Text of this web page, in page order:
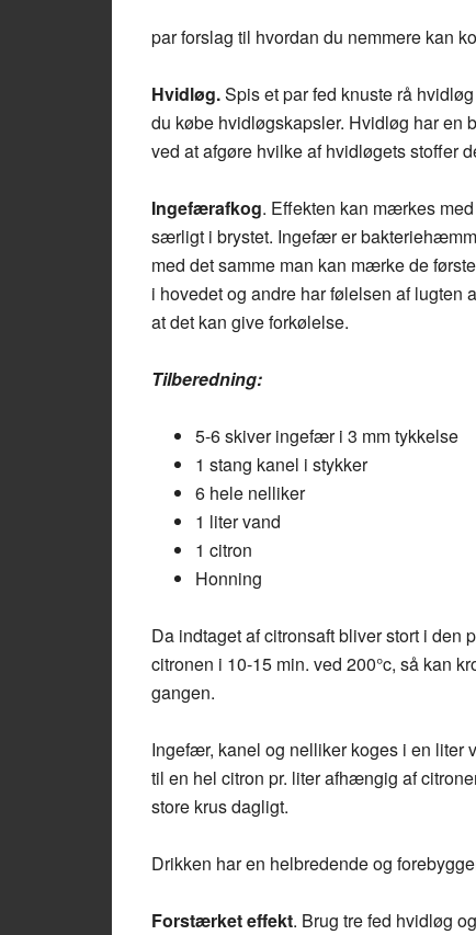
par forslag til hvordan du nemmere kan
Hvidløg.Spis et par fed knuste rå
du købe hvidløgskapsler. Hvidløg har
ved at afgøre hvilke af hvidløgets stoffer
Ingefærafkog. Effekten kan mærkes
særligt i brystet. Ingefær er
med det samme man kan mærke de
i hovedet og andre har følelsen af
at det kan give forkølelse.
Tilberedning:
5-6 skiver ingefær i 3 mm tykkelse
1 stang kanel i stykker
6 hele nelliker
1 liter vand
1 citron
Honning
Da indtaget af citronsaft bliver stort i den
citronen i 10-15 min. ved 200°c, så kan
gangen.
Ingefær, kanel og nelliker koges i en liter
til en hel citron pr. liter afhængig af
store krus dagligt.
Drikken har en helbredende og
Forstærket effekt. Brug tre fed hvidløg